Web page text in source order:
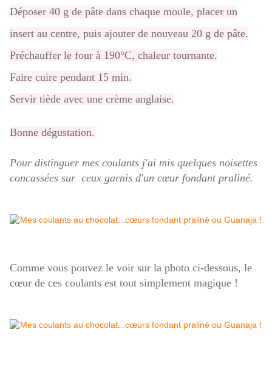
Déposer 40 g de pâte dans chaque moule, placer un
insert au centre, puis ajouter de nouveau 20 g de pâte.
Préchauffer le four à 190°C, chaleur tournante.
Faire cuire pendant 15 min.
Servir tiède avec une crème anglaise.
Bonne dégustation.
Pour distinguer mes coulants j'ai mis quelques noisettes
concassées sur ceux garnis d'un cœur fondant praliné.
Comme vous pouvez le voir sur la photo ci-dessous, le
cœur de ces coulants est tout simplement magique !